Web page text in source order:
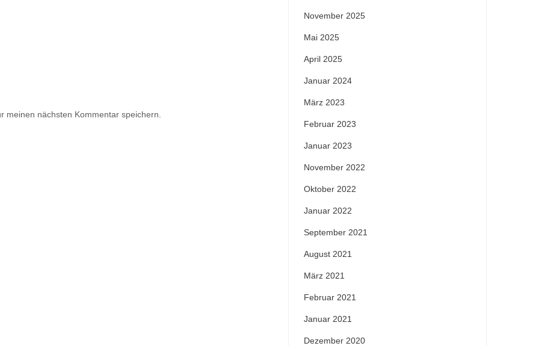
meinen nächsten Kommentar speichern.
November 2025
Mai 2025
April 2025
Januar 2024
März 2023
Februar 2023
Januar 2023
November 2022
Oktober 2022
Januar 2022
September 2021
August 2021
März 2021
Februar 2021
Januar 2021
Dezember 2020